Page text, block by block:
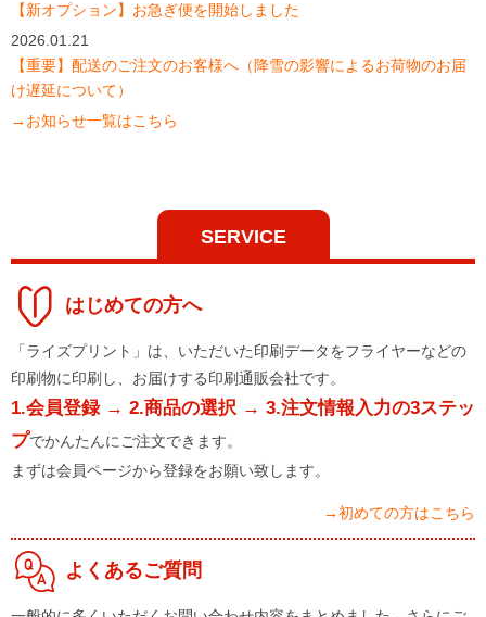
【新オプション】お急ぎ便を開始しました
2026.01.21
【重要】配送のご注文のお客様へ（降雪の影響によるお荷物のお届
け遅延について）
→お知らせ一覧はこちら
SERVICE
はじめての方へ
「ライズプリント」は、いただいた印刷データをフライヤーなどの
印刷物に印刷し、お届けする印刷通販会社です。
1.会員登録 → 2.商品の選択 → 3.注文情報入力の3ステッ
プでかんたんにご注文できます。
まずは会員ページから登録をお願い致します。
→初めての方はこちら
よくあるご質問